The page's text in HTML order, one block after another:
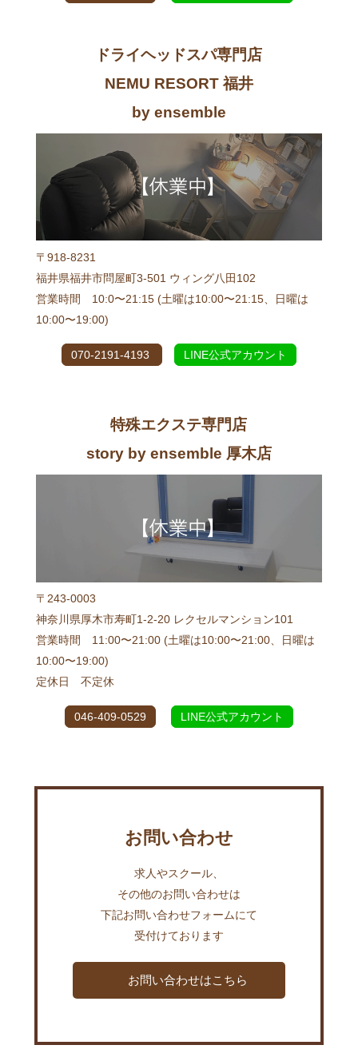
ドライヘッドスパ専門店
NEMU RESORT 福井
by ensemble
〒918-8231
福井県福井市問屋町3-501 ウィング八田102
営業時間 10:0〜21:15 (土曜は10:00〜21:15、日曜は
10:00〜19:00)
070-2191-4193 LINE公式アカウント
特殊エクステ専門店
story by ensemble 厚木店
〒243-0003
神奈川県厚木市寿町1-2-20 レクセルマンション101
営業時間 11:00〜21:00 (土曜は10:00〜21:00、日曜は
10:00〜19:00)
定休日 不定休
046-409-0529 LINE公式アカウント
お問い合わせ
求人やスクール、
その他のお問い合わせは
下記お問い合わせフォームにて
受付けております
お問い合わせはこちら